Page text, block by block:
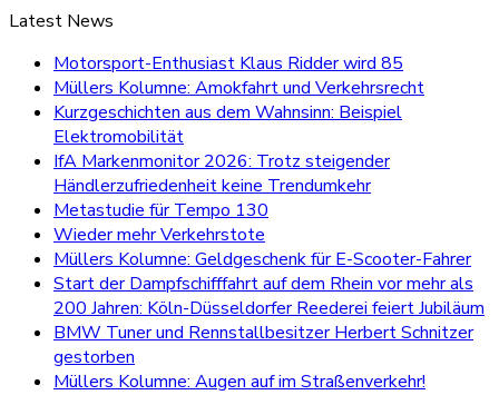
Latest News
Motorsport-Enthusiast Klaus Ridder wird 85
Müllers Kolumne: Amokfahrt und Verkehrsrecht
Kurzgeschichten aus dem Wahnsinn: Beispiel
Elektromobilität
IfA Markenmonitor 2026: Trotz steigender
Händlerzufriedenheit keine Trendumkehr
Metastudie für Tempo 130
Wieder mehr Verkehrstote
Müllers Kolumne: Geldgeschenk für E-Scooter-Fahrer
Start der Dampfschifffahrt auf dem Rhein vor mehr als
200 Jahren: Köln-Düsseldorfer Reederei feiert Jubiläum
BMW Tuner und Rennstallbesitzer Herbert Schnitzer
gestorben
Müllers Kolumne: Augen auf im Straßenverkehr!